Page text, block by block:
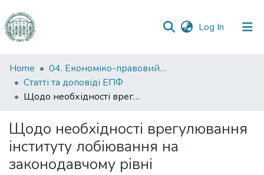
Log In (current)
Communities
&
Collections
Statistics
Home
04. Економіко-правовий факультет
Статті та доповіді ЕПФ
Щодо необхідності врегулювання інституту лобіювання на законодавчому рівні
Щодо необхідності врегулювання
інституту лобіювання на
законодавчому рівні